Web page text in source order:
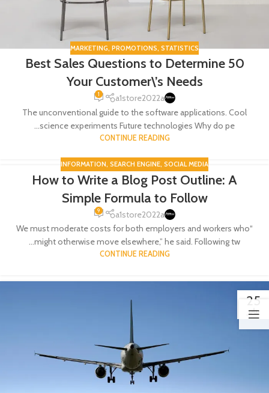
MARKETING, PROMOTIONS, STATISTICS
50 Best Sales Questions to Determine
Your Customer\’s Needs
a1store2022a
1
The unconventional guide to the software applications. Cool
science experiments Future technologies Why do pe...
CONTINUE READING
INFORMATION, SEARCH ENGINE, SOCIAL MEDIA
How to Write a Blog Post Outline: A
Simple Formula to Follow
a1store2022a
9
“We must moderate costs for both employers and workers who
might otherwise move elsewhere,” he said. Following tw...
CONTINUE READING
25
يناير